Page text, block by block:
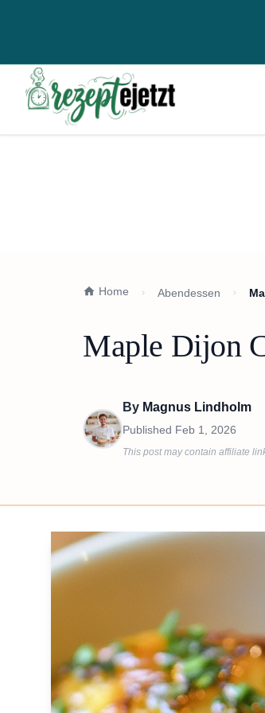
Home Abendessen
Maple Dijon
By Magnus Lindholm
Published Feb 1, 2026
This post may contain affiliate